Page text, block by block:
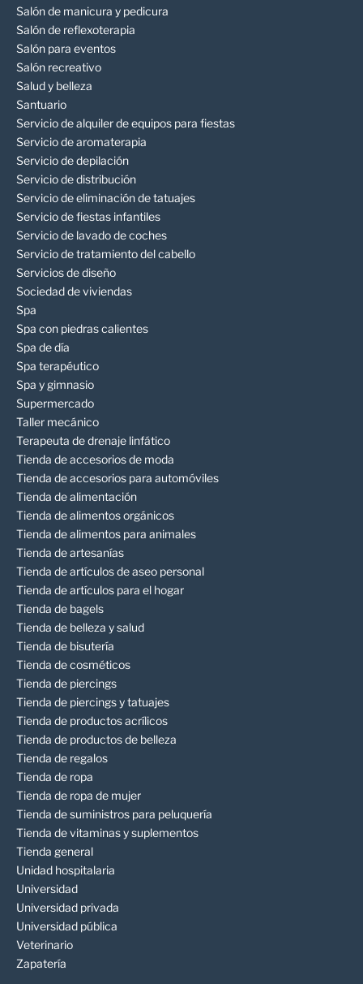
Salón de manicura y pedicura
Salón de reflexoterapia
Salón para eventos
Salón recreativo
Salud y belleza
Santuario
Servicio de alquiler de equipos para fiestas
Servicio de aromaterapia
Servicio de depilación
Servicio de distribución
Servicio de eliminación de tatuajes
Servicio de fiestas infantiles
Servicio de lavado de coches
Servicio de tratamiento del cabello
Servicios de diseño
Sociedad de viviendas
Spa
Spa con piedras calientes
Spa de día
Spa terapéutico
Spa y gimnasio
Supermercado
Taller mecánico
Terapeuta de drenaje linfático
Tienda de accesorios de moda
Tienda de accesorios para automóviles
Tienda de alimentación
Tienda de alimentos orgánicos
Tienda de alimentos para animales
Tienda de artesanías
Tienda de artículos de aseo personal
Tienda de artículos para el hogar
Tienda de bagels
Tienda de belleza y salud
Tienda de bisutería
Tienda de cosméticos
Tienda de piercings
Tienda de piercings y tatuajes
Tienda de productos acrílicos
Tienda de productos de belleza
Tienda de regalos
Tienda de ropa
Tienda de ropa de mujer
Tienda de suministros para peluquería
Tienda de vitaminas y suplementos
Tienda general
Unidad hospitalaria
Universidad
Universidad privada
Universidad pública
Veterinario
Zapatería